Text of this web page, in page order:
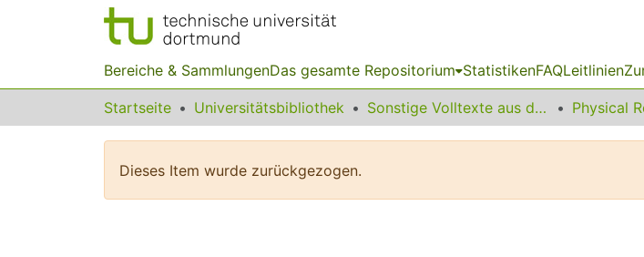
Bereiche & SammlungenDas gesamte Repositorium StatistikenFAQLeitlinien
Startseite Universitätsbibliothek Sonstige Volltexte aus dem Bibliotheksangebot Physical
Dieses Item wurde zurückgezogen.